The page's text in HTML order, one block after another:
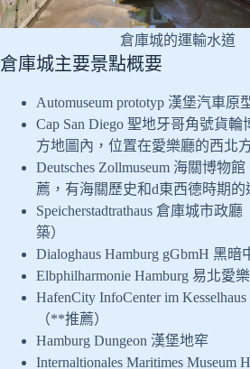
倉庫城的運輸水道
倉庫城主要景點概要
Automuseum prototyp 漢堡汽車原
Cap San Diego 聖地牙哥角號貨
方地圖內，位置在愛樂廳的西北
Deutsches Zollmuseum 海關博物
薦，有海關歷史和d東西德時期的
Speicherstadtrathaus 倉庫城市政
築）
Dialoghaus Hamburg gGbmH 黑
Elbphilharmonie Hamburg 易北愛
HafenCity InfoCenter im
（**推薦）
Hamburg Dungeon 漢堡地窂
Internaltionales Maritimes Museum